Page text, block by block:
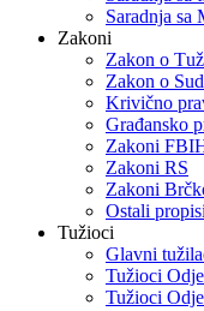
Saradnja sa
Zakoni
Zakon o
Zakon o
Krivično
Građansko
Zakoni
Zakoni RS
Zakoni
Ostali propisi
Tužioci
Glavni
Tužioci
Tužioci